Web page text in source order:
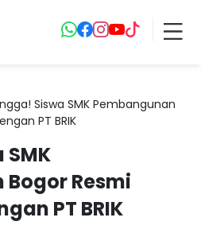
Siswa SMK Pembangunan
PT BRIK
Resmi
PT BRIK